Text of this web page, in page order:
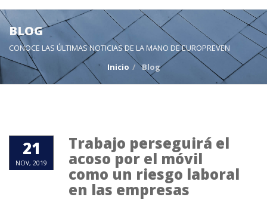
BLOG
CONOCE LAS ÚLTIMAS NOTICIAS DE LA MANO DE EUROPREVEN
Inicio
Blog
21
NOV, 2019
Trabajo perseguirá el
acoso por el móvil
como un riesgo laboral
en las empresas